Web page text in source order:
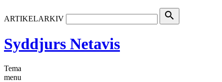
ARTIKELARKIV search
Syddjurs Netavis
Tema
menu